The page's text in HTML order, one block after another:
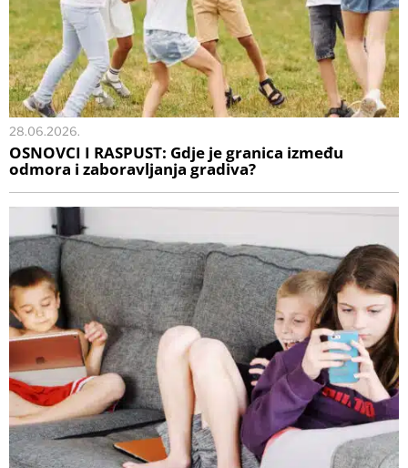
28.06.2026.
OSNOVCI I RASPUST: Gdje je granica između
odmora i zaboravljanja gradiva?